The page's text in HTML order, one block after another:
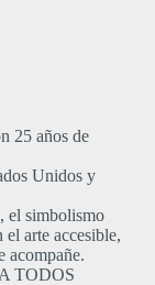
25 años de
Unidos y
el simbolismo
arte accesible,
acompañe.
TODOS